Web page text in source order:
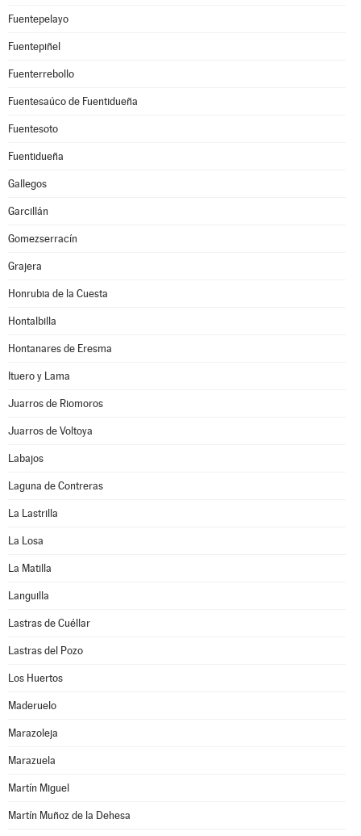
Fuentepelayo
Fuentepiñel
Fuenterrebollo
Fuentesaúco de Fuentidueña
Fuentesoto
Fuentidueña
Gallegos
Garcillán
Gomezserracín
Grajera
Honrubia de la Cuesta
Hontalbilla
Hontanares de Eresma
Ituero y Lama
Juarros de Riomoros
Juarros de Voltoya
Labajos
Laguna de Contreras
La Lastrilla
La Losa
La Matilla
Languilla
Lastras de Cuéllar
Lastras del Pozo
Los Huertos
Maderuelo
Marazoleja
Marazuela
Martín Miguel
Martín Muñoz de la Dehesa